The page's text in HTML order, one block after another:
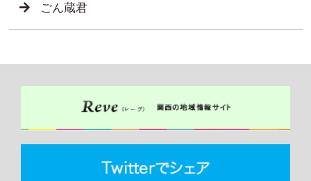
ごん蔵君